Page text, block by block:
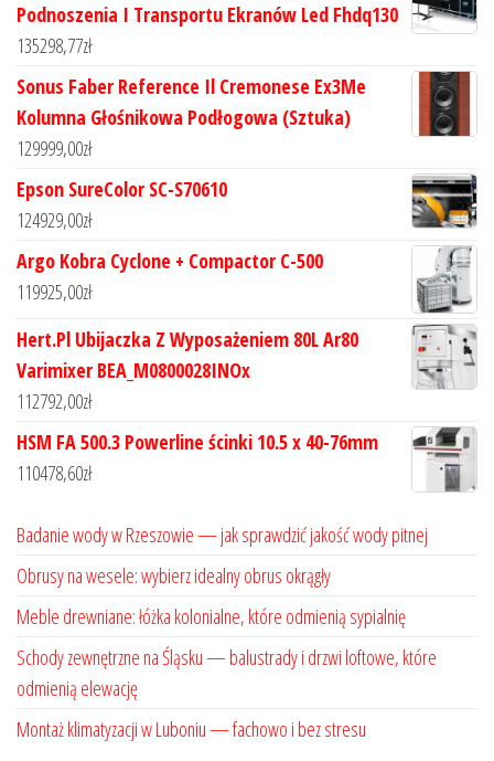
Podnoszenia I Transportu Ekranów Led Fhdq130
135298,77zł
Sonus Faber Reference Il Cremonese Ex3Me
Kolumna Głośnikowa Podłogowa (Sztuka)
129999,00zł
Epson SureColor SC-S70610
124929,00zł
Argo Kobra Cyclone + Compactor C-500
119925,00zł
Hert.Pl Ubijaczka Z Wyposażeniem 80L Ar80
Varimixer BEA_M0800028INOx
112792,00zł
HSM FA 500.3 Powerline ścinki 10.5 x 40-76mm
110478,60zł
Badanie wody w Rzeszowie — jak sprawdzić jakość wody pitnej
Obrusy na wesele: wybierz idealny obrus okrągły
Meble drewniane: łóżka kolonialne, które odmienią sypialnię
Schody zewnętrzne na Śląsku — balustrady i drzwi loftowe, które
odmienią elewację
Montaż klimatyzacji w Luboniu — fachowo i bez stresu